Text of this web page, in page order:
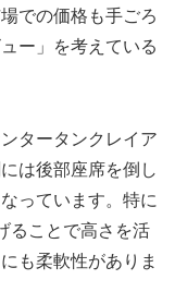
での価格も手ごろ
ー」を考えている
タータンクレイア
は後部座席を倒し
っています。特に
ることで高さを活
も柔軟性がありま